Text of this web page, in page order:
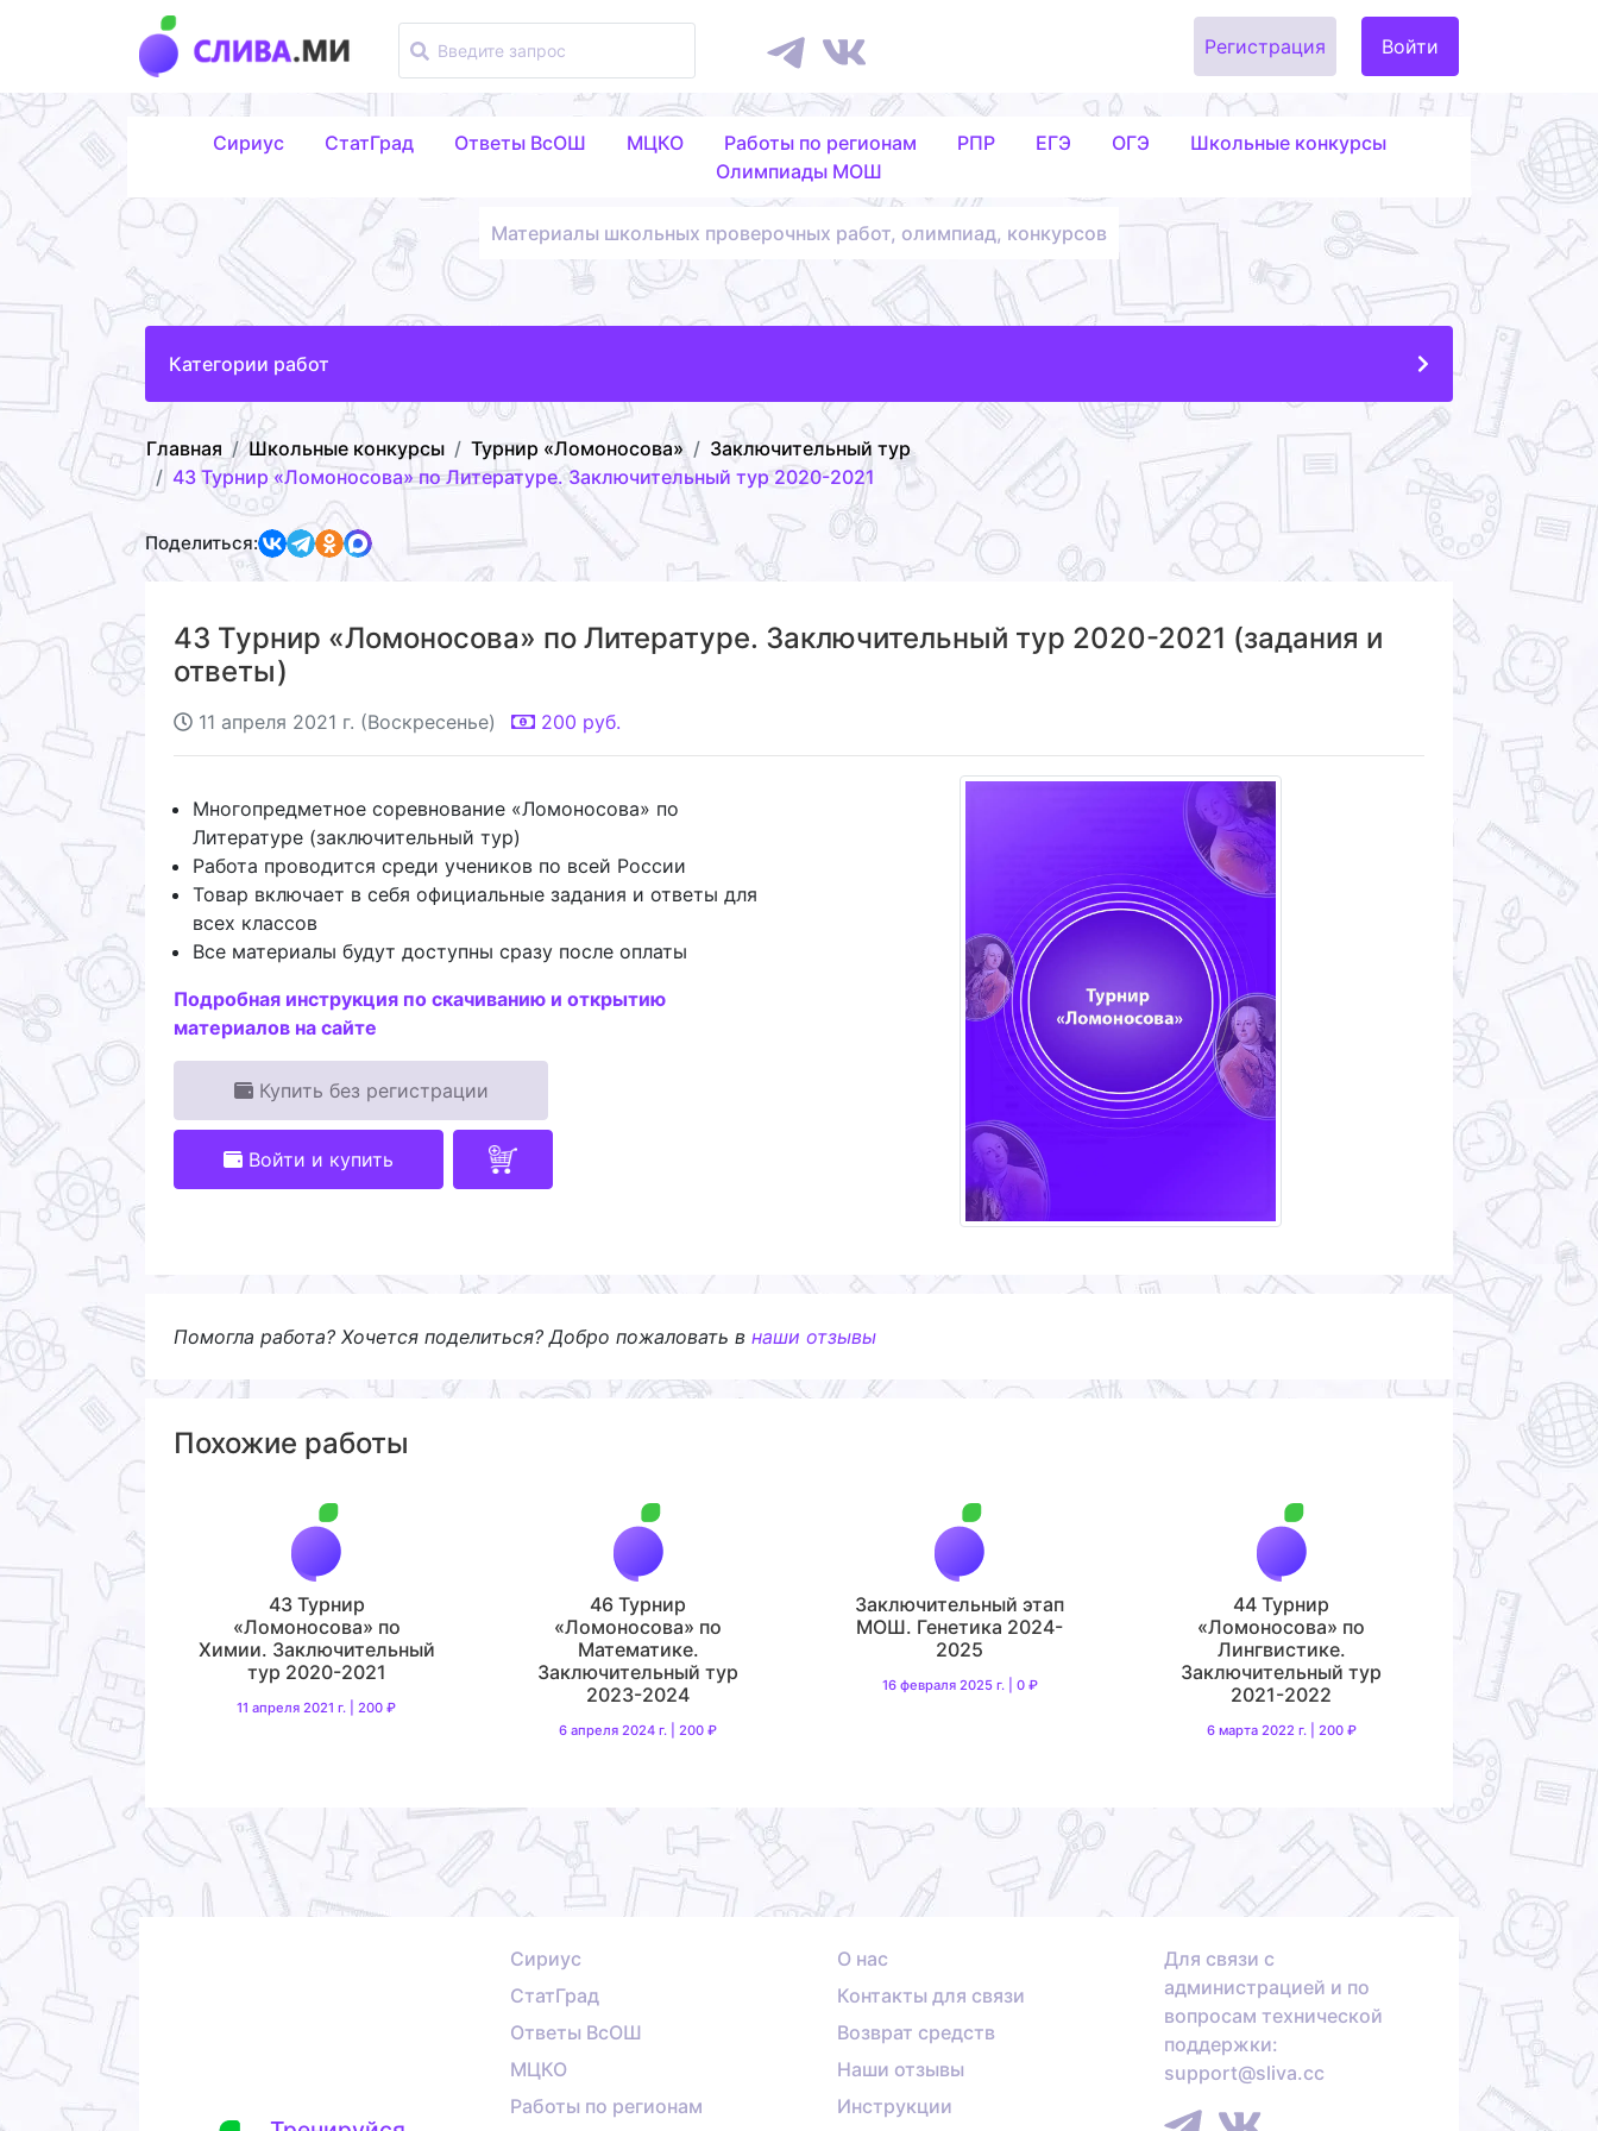
Регистрация Войти
Сириус СтатГрад Ответы ВсОШ МЦКО Работы по регионам РПР ЕГЭ ОГЭ
Школьные конкурсы
Олимпиады МОШ
Материалы школьных проверочных работ, олимпиад, конкурсов
Категории работ
Главная Школьные конкурсы Турнир «Ломоносова»
Заключительный тур
43 Турнир «Ломоносова» по Литературе. Заключительный тур 2020-2021
Поделиться:
43 Турнир «Ломоносова» по Литературе. Заключительный тур 2020-2021 (задания и
ответы)
11 апреля 2021 г. (Воскресенье) 200 руб.
Многопредметное соревнование «Ломоносова» по
Литературе (заключительный тур)
Работа проводится среди учеников по всей России
Товар включает в себя официальные задания и ответы для
всех классов
Все материалы будут доступны сразу после оплаты
Подробная инструкция по скачиванию и открытию
материалов на сайте
Купить без регистрации
Войти и купить
Помогла работа? Хочется поделиться? Добро пожаловать в наши отзывы
Похожие работы
43 Турнир
«Ломоносова» по
Химии. Заключительный
тур 2020-2021
11 апреля 2021 г. | 200 ₽
46 Турнир
«Ломоносова» по
Математике.
Заключительный тур
2023-2024
6 апреля 2024 г. | 200 ₽
Заключительный этап
МОШ. Генетика 2024-
2025
16 февраля 2025 г. | 0 ₽
44 Турнир
«Ломоносова» по
Лингвистике.
Заключительный тур
2021-2022
6 марта 2022 г. | 200 ₽
Сириус
СтатГрад
Ответы ВсОШ
МЦКО
Работы по регионам
О нас
Контакты для связи
Возврат средств
Наши отзывы
Инструкции
Для связи с
администрацией и по
вопросам технической
поддержки:
support@sliva.cc